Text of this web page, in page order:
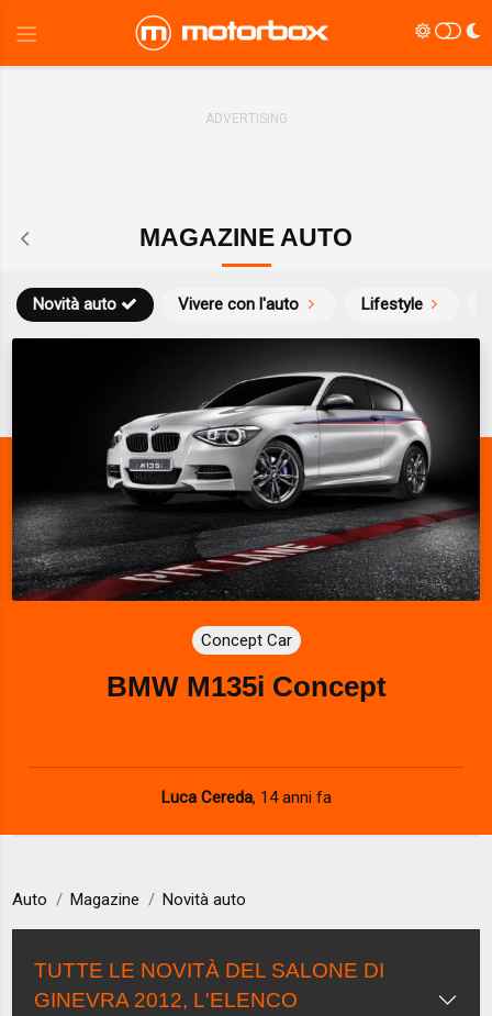
MAGAZINE AUTO
Novità auto Vivere con l'auto Lifestyle
Concept Car
BMW M135i Concept
Luca Cereda, 14 anni fa
Auto Magazine Novità auto
TUTTE LE NOVITÀ DEL SALONE DI
GINEVRA 2012, L'ELENCO